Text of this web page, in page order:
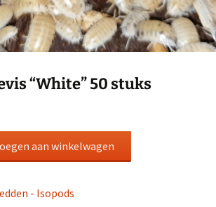
“White” 50 stuks
aan winkelwagen
- Isopods